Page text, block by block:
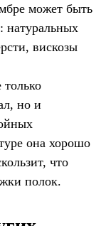
может быть
натуральных
вискозы
но и
она хорошо
что
полок.